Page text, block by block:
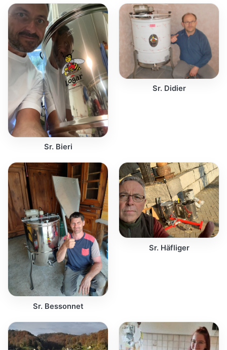
Sr. Bieri
Sr. Didier
Sr. Bessonnet
Sr. Häfliger